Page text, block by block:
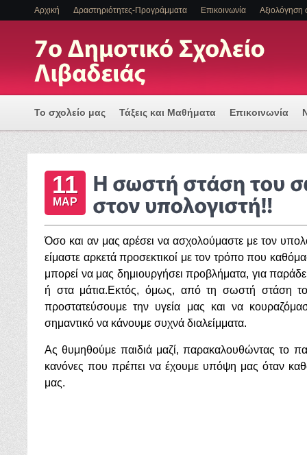
Αρχική Δραστηριότητες-Προγράμματα Επικοινωνία Αξιολόγηση
Το σχολείο μας Τάξεις και Μαθήματα Επικοινωνία
Πρόγραμμα Εισαγωγής Η/Υ για μια Ψηφιακά
ΕΝΤΑΞΗ ΜΑΘΗΤΩΝ ΜΕ ΑΝΑΠΗΡΙΑ Η/ΚΑΙ ΕΙΔΙΚΕΣ
11
ΜΑΡ
Όσο και αν μας αρέσει να ασχολούμαστε με τον
είμαστε αρκετά προσεκτικοί με τον τρόπο που
μπορεί να μας δημιουργήσει προβλήματα, για
ή στα μάτια.Εκτός, όμως, από τη σωστή στάση
προστατεύσουμε την υγεία μας και να
σημαντικό να κάνουμε συχνά διαλείμματα.
Ας θυμηθούμε παιδιά μαζί, παρακαλουθώντας το
κανόνες που πρέπει να έχουμε υπόψη μας όταν
μας.